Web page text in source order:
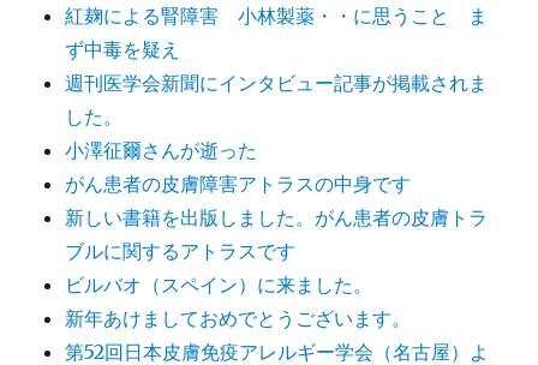
紅麹による腎障害 小林製薬・・に思うこと ま
ず中毒を疑え
週刊医学会新聞にインタビュー記事が掲載されま
した。
小澤征爾さんが逝った
がん患者の皮膚障害アトラスの中身です
新しい書籍を出版しました。がん患者の皮膚トラ
ブルに関するアトラスです
ビルバオ（スペイン）に来ました。
新年あけましておめでとうございます。
第52回日本皮膚免疫アレルギー学会（名古屋）よ